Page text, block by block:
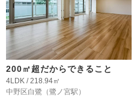
200㎡超だからできること
4LDK / 218.94㎡
中野区白鷺 （鷺ノ宮駅）